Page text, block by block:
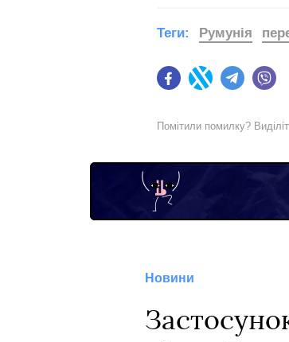
FacebookTwitter Telegram
Теги: Румунія
Помітили помилку?
Новини